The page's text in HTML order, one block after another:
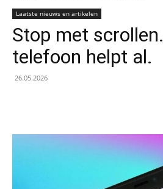
Laatste nieuws en artikelen
Stop met
telefoon helpt al.
26.05.2026